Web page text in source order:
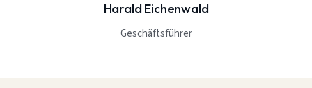
Harald Eichenwald
Geschäftsführer